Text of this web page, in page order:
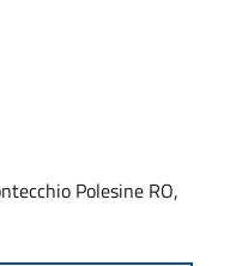
Polesine RO,